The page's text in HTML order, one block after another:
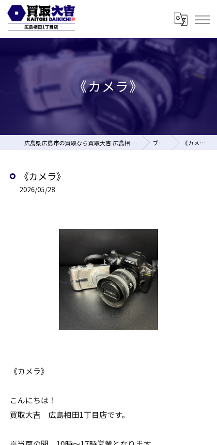
《カメラ》
広島県広島市の買取なら買取大吉 広島相田1丁目店 ブログ 《カメラ》
《カメラ》
2026/05/28
《カメラ》
こんにちは！
買取大吉 広島相田1丁目店です。